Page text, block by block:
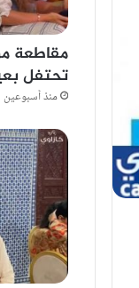
مقاطعة
تحتفل
منذ أسبوعين